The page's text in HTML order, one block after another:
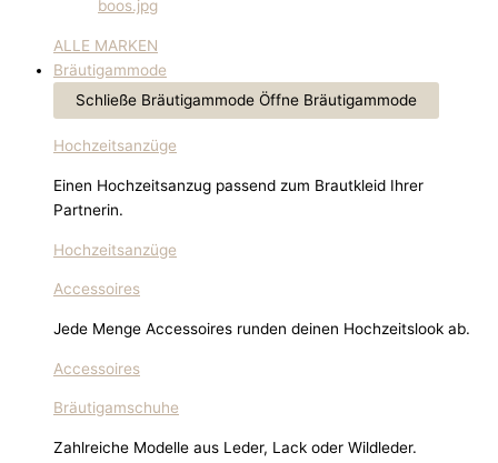
ALLE MARKEN
Bräutigammode
Schließe Bräutigammode Öffne Bräutigammode
Hochzeitsanzüge
Einen Hochzeitsanzug passend zum Brautkleid Ihrer
Partnerin.
Hochzeitsanzüge
Accessoires
Jede Menge Accessoires runden deinen Hochzeitslook ab.
Accessoires
Bräutigamschuhe
Zahlreiche Modelle aus Leder, Lack oder Wildleder.